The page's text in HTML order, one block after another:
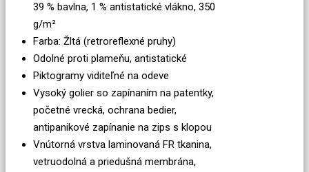
39 % bavlna, 1 % antistatické vlákno, 350
g/m²
Farba: Žltá (retroreflexné pruhy)
Odolné proti plameňu, antistatické
Piktogramy viditeľné na odeve
Vysoký golier so zapínaním na patentky,
početné vrecká, ochrana bedier,
antipanikové zapínanie na zips s klopou
Vnútorná vrstva laminovaná FR tkanina,
vetruodolná a priedušná membrána,